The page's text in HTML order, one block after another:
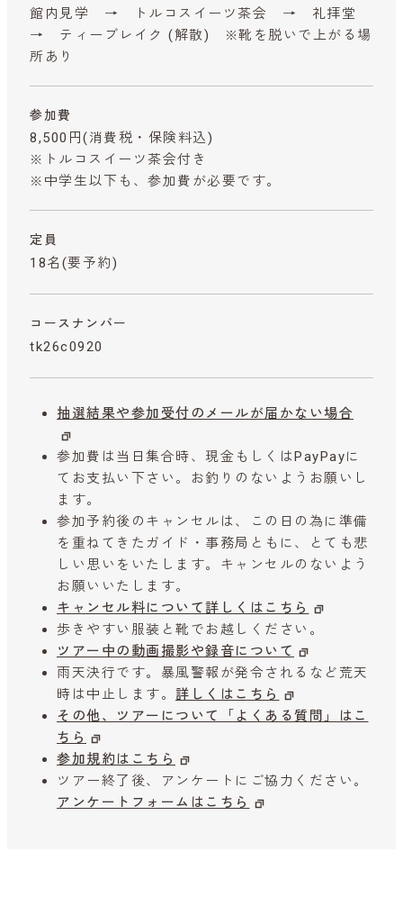
館内見学 → トルコスイーツ茶会 → 礼拝堂
→ ティーブレイク (解散) ※靴を脱いで上がる場
所あり
参加費
8,500円 (消費税・保険料込)
※トルコスイーツ茶会付き
※中学生以下も、参加費が必要です。
定員
18名(要予約)
コースナンバー
tk26c0920
抽選結果や参加受付のメールが届かない場合
参加費は当日集合時、現金もしくはPayPayに
てお支払い下さい。お釣りのないようお願いし
ます。
参加予約後のキャンセルは、この日の為に準備
を重ねてきたガイド・事務局ともに、とても悲
しい思いをいたします。キャンセルのないよう
お願いいたします。
キャンセル料について詳しくはこちら
歩きやすい服装と靴でお越しください。
ツアー中の動画撮影や録音について
雨天決行です。暴風警報が発令されるなど荒天
時は中止します。 詳しくはこちら
その他、ツアーについて「よくある質問」はこ
ちら
参加規約はこちら
ツアー終了後、アンケートにご協力ください。
アンケートフォームはこちら